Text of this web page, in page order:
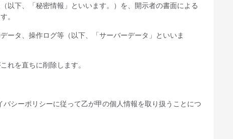
以下、「秘密情報」といいます。）を、開示者の書面による
。
ータ、操作ログ等（以下、「サーバーデータ」といいま
れを直ちに削除します。
シーポリシーに従って乙が甲の個人情報を取り扱うことにつ